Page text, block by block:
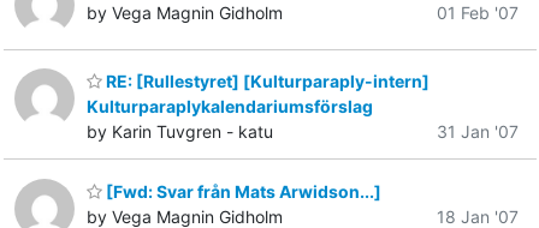
by Vega Magnin Gidholm
01 Feb '07
RE: [Rullestyret] [Kulturparaply-intern]
Kulturparaplykalendariumsförslag
by Karin Tuvgren - katu
31 Jan '07
[Fwd: Svar från Mats Arwidson...]
by Vega Magnin Gidholm
18 Jan '07